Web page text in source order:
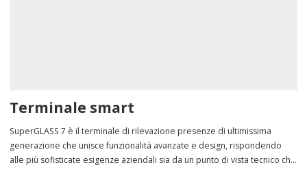
Terminale smart
SuperGLASS 7 è il terminale di rilevazione presenze di ultimissima
generazione che unisce funzionalità avanzate e design, rispondendo
alle più sofisticate esigenze aziendali sia da un punto di vista tecnico che